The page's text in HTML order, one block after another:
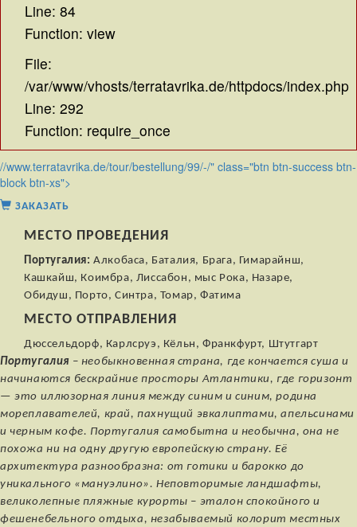
Line: 84
Function: view
File:
/var/www/vhosts/terratavrika.de/httpdocs/index.php
Line: 292
Function: require_once
//www.terratavrika.de/tour/bestellung/99/-/" class="btn btn-success btn-
block btn-xs">
ЗАКАЗАТЬ
МЕСТО ПРОВЕДЕНИЯ
Португалия: Алкобаса, Баталия, Брага, Гимарайнш,
Кашкайш, Коимбра, Лиссабон, мыс Рока, Назаре,
Обидуш, Порто, Синтра, Томар, Фатима
МЕСТО ОТПРАВЛЕНИЯ
Дюссельдорф, Карлсруэ, Кёльн, Франкфурт, Штутгарт
Португалия – необыкновенная страна, где кончается суша и
начинаются бескрайние просторы Атлантики, где горизонт
— это иллюзорная линия между синим и синим, родина
мореплавателей, край, пахнущий эвкалиптами, апельсинами
и черным кофе. Португалия самобытна и необычна, она не
похожа ни на одну другую европейскую страну. Её
архитектура разнообразна: от готики и барокко до
уникального «мануэлино». Неповторимые ландшафты,
великолепные пляжные курорты – эталон спокойного и
фешенебельного отдыха, незабываемый колорит местных